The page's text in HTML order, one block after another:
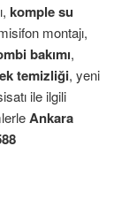
komple su
montajı,
bakımı,
temizliği, yeni
ile ilgili
Ankara